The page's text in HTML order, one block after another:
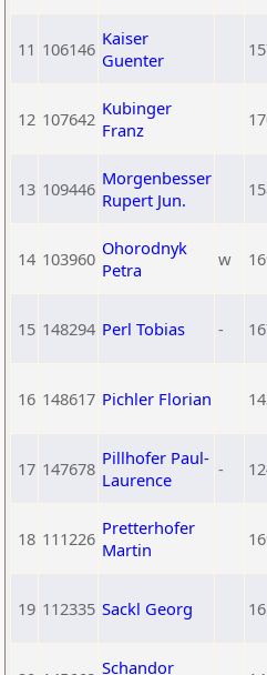
11 106146 Kaiser
Guenter
12 107642 Kubinger
Franz
13 109446 Morgenbesser
Rupert Jun.
14 103960 Ohorodnyk
Petra
w
15 148294 Perl Tobias -
16 148617 Pichler Florian
17 147678 Pillhofer Paul-
Laurence
-
18 111226 Pretterhofer
Martin
19 112335 Sackl Georg
Schandor